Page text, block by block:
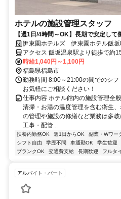
ホテルの施設管理スタッフ
【週1日/4時間～OK】長期で安定して
伊東園ホテルズ 伊東園ホテル飯坂
アクセス 飯坂温泉駅より徒歩で約
時給1,040円～1,100円
福島県福島市
勤務時間 8:00～21:00の間でのシ
お気軽にご相談ください！
仕事内容 ホテル館内の施設管理全
清掃・お湯の温度管理を含む衛生
の管理や施設の修繕など業務は多
工事・配管...
扶養内勤務OK 週1日からOK 副業・Wワー
シフト自由
学歴不問 車通勤OK 学生歓迎
ブランクOK
交通費支給 長期歓迎 フルタ
アルバイト・パート